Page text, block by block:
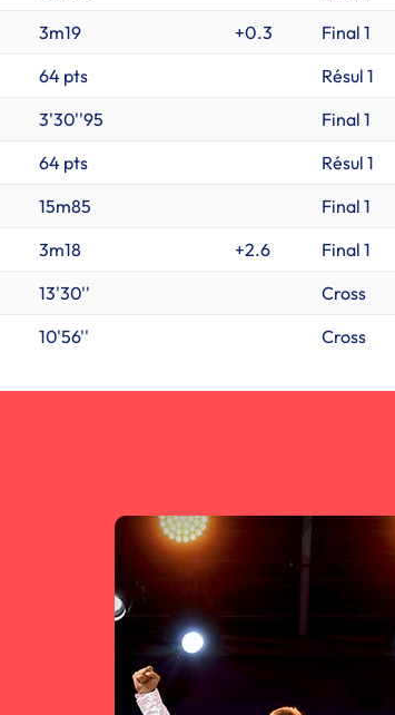
3m19 +0.3 Final 1
64 pts Résul 1
3'30''95 Final 1
64 pts Résul 1
15m85 Final 1
3m18 +2.6 Final 1
13'30'' Cross
10'56'' Cross